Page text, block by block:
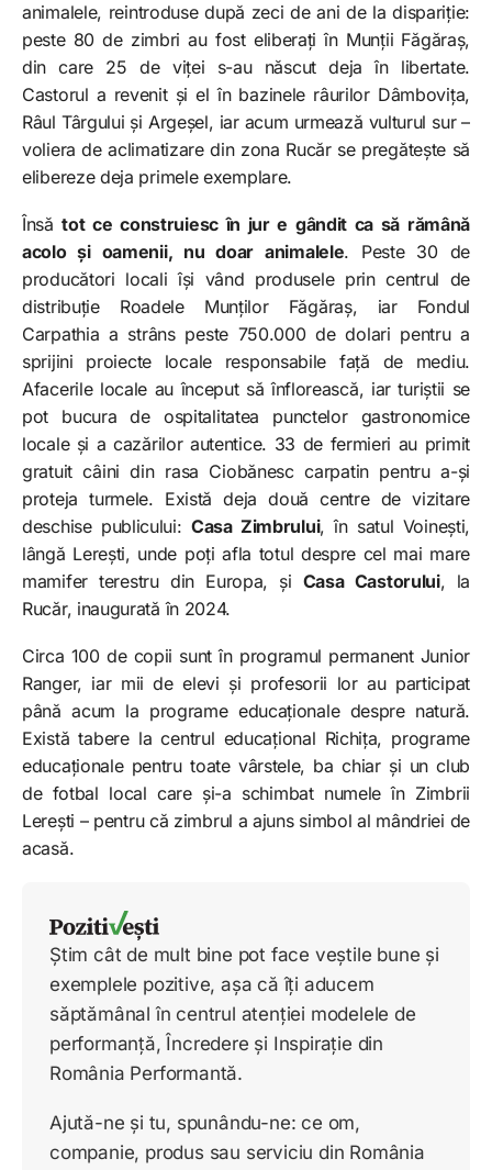
animalele, reintroduse după zeci de ani de la dispariție:
peste 80 de zimbri au fost eliberați în Munții Făgăraș,
din care 25 de viței s-au născut deja în libertate.
Castorul a revenit și el în bazinele râurilor Dâmbovița,
Râul Târgului și Argeșel, iar acum urmează vulturul sur –
voliera de aclimatizare din zona Rucăr se pregătește să
elibereze deja primele exemplare.
Însătot ce construiesc în jur e gândit ca să rămână
acolo și oamenii, nu doar animalele. Peste 30 de
producători locali își vând produsele prin centrul de
distribuție Roadele Munților Făgăraș, iar Fondul
Carpathia a strâns peste 750.000 de dolari pentru a
sprijini proiecte locale responsabile față de mediu.
Afacerile locale au început să înflorească, iar turiștii se
pot bucura de ospitalitatea punctelor gastronomice
locale și a cazărilor autentice. 33 de fermieri au primit
gratuit câini din rasa Ciobănesc carpatin pentru a-și
proteja turmele. Există deja două centre de vizitare
deschise publicului: Casa Zimbrului, în satul Voinești,
lângă Lerești, unde poți afla totul despre cel mai mare
mamifer terestru din Europa, și Casa Castorului, la
Rucăr, inaugurată în 2024.
Circa 100 de copii sunt în programul permanent Junior
Ranger, iar mii de elevi și profesorii lor au participat
până acum la programe educaționale despre natură.
Există tabere la centrul educațional Richița, programe
educaționale pentru toate vârstele, ba chiar și un club
de fotbal local care și-a schimbat numele în Zimbrii
Lerești – pentru că zimbrul a ajuns simbol al mândriei de
acasă.
Știm cât de mult bine pot face veștile bune și
exemplele pozitive, așa că îți aducem
săptămânal în centrul atenției modelele de
performanță, Încredere și Inspirație din
România Performantă.
Ajută-ne și tu, spunându-ne: ce om,
companie, produs sau serviciu din România